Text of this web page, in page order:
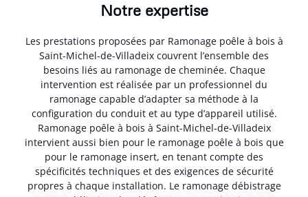
Notre expertise
Les prestations proposées par Ramonage poêle à bois à
Saint-Michel-de-Villadeix couvrent l’ensemble des
besoins liés au ramonage de cheminée. Chaque
intervention est réalisée par un professionnel du
ramonage capable d’adapter sa méthode à la
configuration du conduit et au type d’appareil utilisé.
Ramonage poêle à bois à Saint-Michel-de-Villadeix
intervient aussi bien pour le ramonage poêle à bois que
pour le ramonage insert, en tenant compte des
spécificités techniques et des exigences de sécurité
propres à chaque installation. Le ramonage débistrage